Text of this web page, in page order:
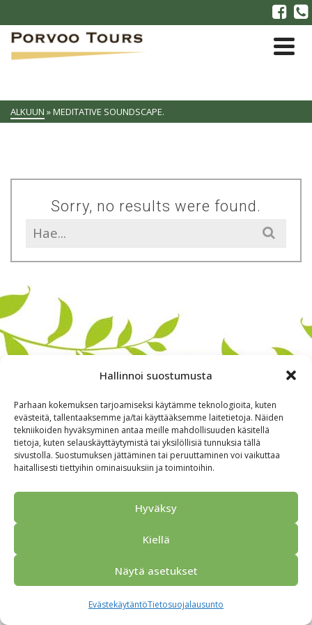
Hallinnoi suostumusta
Parhaan kokemuksen tarjoamiseksi käytämme teknologioita, kuten
evästeitä, tallentaaksemme ja/tai käyttääksemme laitetietoja. Näiden
tekniikoiden hyväksyminen antaa meille mahdollisuuden käsitellä
tietoja, kuten selauskäyttäytymistä tai yksilöllisiä tunnuksia tällä
sivustolla. Suostumuksen jättäminen tai peruuttaminen voi vaikuttaa
haitallisesti tiettyihin ominaisuuksiin ja toimintoihin.
Hyväksy
Kiellä
Näytä asetukset
EvästekäytäntöTietosuojalausunto
ALKUUN »MEDITATIVE SOUNDSCAPE.
Sorry, no results were found.
Search
for:
Alkuun Ryhmille Kokous & Ohjelmat
Yhteistyökumppanit
Tarjouspyyntö
Anna palautetta
Tietosuojaseloste
© 2026 Porvoo Tours - matkanjärjestäjä / FPW